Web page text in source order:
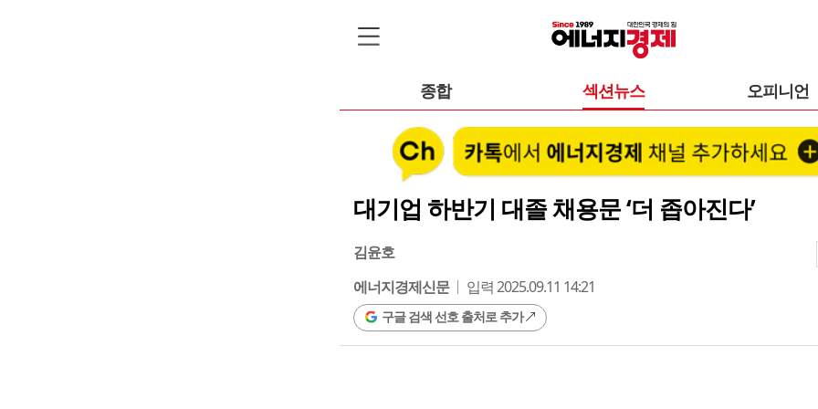
종합 섹션뉴스 오피니언
대기업 하반기 대졸 채용문 ‘더 좁아진다’
김윤호
에너지경제신문
입력 2025.09.11 14:21
구글 검색 선호 출처로 추가